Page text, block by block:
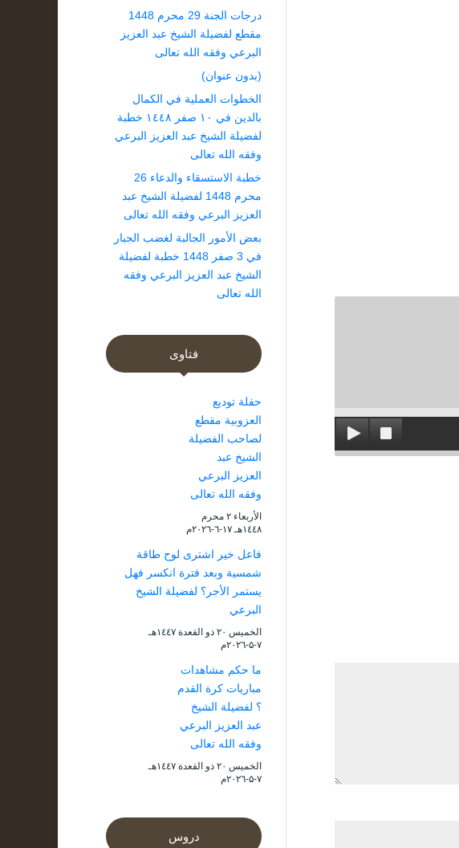
درجات الجنة 29 محرم 1448
مقطع لفضيلة الشيخ عبد العزيز
البرعي وفقه الله تعالى
(بدون عنوان)
الخطوات العملية في الكمال
بالدين في ١٠ صفر ١٤٤٨ خطبة
لفضيلة الشيخ عبد العزيز البرعي
وفقه الله تعالى
خطبة الاستسقاء والدعاء 26
محرم 1448 لفضيلة الشيخ عبد
العزيز البرعي وفقه الله تعالى
بعض الأمور الجالبة لغضب الجبار
في 3 صفر 1448 خطبة لفضيلة
الشيخ عبد العزيز البرعي وفقه
الله تعالى
فتاوى
حفلة توديع
العزوبية مقطع
لصاحب الفضيلة
الشيخ عبد
العزيز البرعي
وفقه الله تعالى
الأربعاء ۲ محرم
۱٤٤۸هـ ۱۷-٦-۲۰۲٦م
فاعل خير اشترى لوح طاقة
شمسية وبعد فترة انكسر فهل
يستمر الأجر؟ لفضيلة الشيخ
البرعي
الخميس ۲۰ ذو القعدة ۱٤٤۷هـ
۷-۵-۲۰۲٦م
ما حكم مشاهدات
مباريات كرة القدم
؟ لفضيلة الشيخ
عبد العزيز البرعي
وفقه الله تعالى
الخميس ۲۰ ذو القعدة ۱٤٤۷هـ
۷-۵-۲۰۲٦م
دروس